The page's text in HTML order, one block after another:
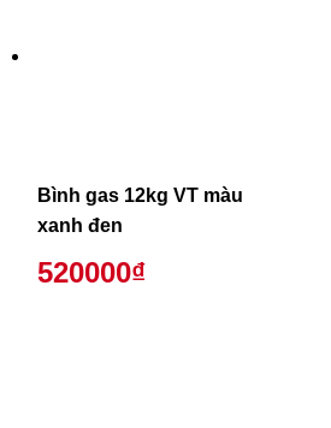
Bình gas 12kg VT màu
xanh đen
520000₫